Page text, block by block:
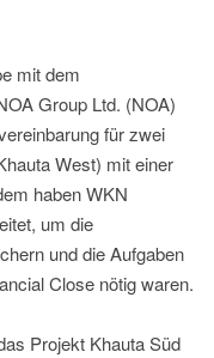
mit dem
Group Ltd. (NOA)
für zwei
West) mit einer
haben WKN
um die
und die Aufgaben
Close nötig waren.
Projekt Khauta Süd